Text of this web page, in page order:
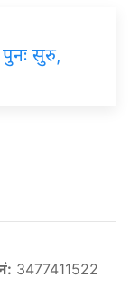
सुरु,
3477411522